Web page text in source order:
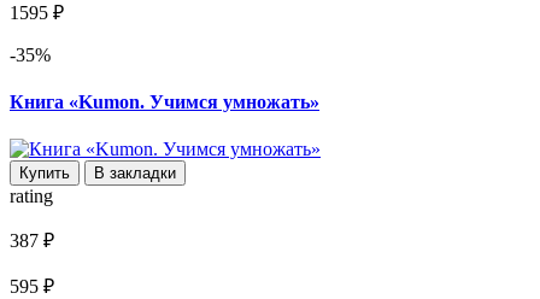
1595 ₽
-35%
Книга «Kumon. Учимся умножать»
Купить В закладки
rating
387 ₽
595 ₽